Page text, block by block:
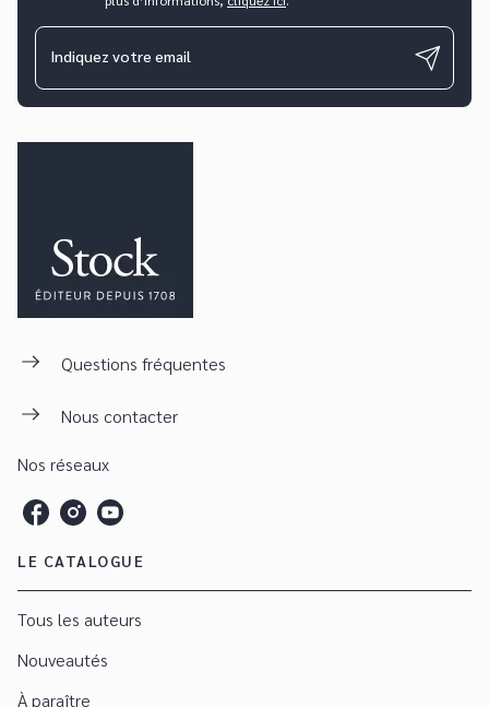
Indiquez votre email
Questions fréquentes
Nous contacter
Nos réseaux
LE CATALOGUE
Tous les auteurs
Nouveautés
À paraître